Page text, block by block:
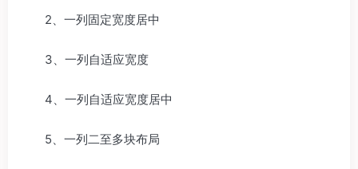
2、一列固定宽度居中
3、一列自适应宽度
4、一列自适应宽度居中
5、一列二至多块布局